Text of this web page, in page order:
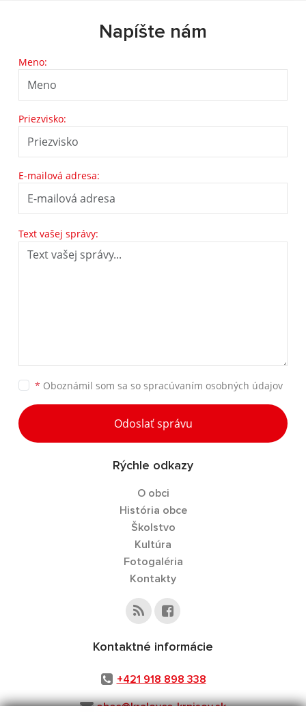
Napíšte nám
Meno:
Priezvisko:
E-mailová adresa:
Text vašej správy:
* Oboznámil som sa so spracúvaním osobných údajov
Odoslať správu
Rýchle odkazy
O obci
História obce
Školstvo
Kultúra
Fotogaléria
Kontakty
Kontaktné informácie
+421 918 898 338
obec@kralovce-krnisov.sk